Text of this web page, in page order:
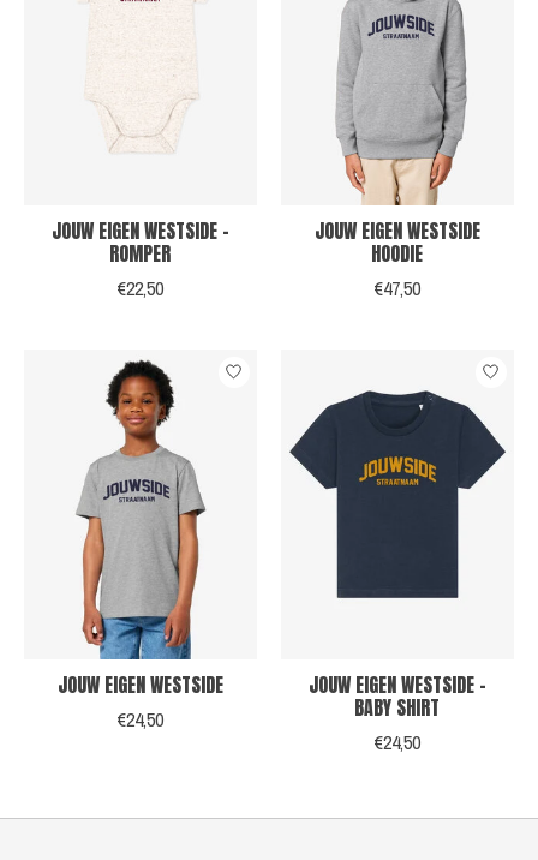
JOUW EIGEN WESTSIDE -
ROMPER
€22,50
JOUW EIGEN WESTSIDE
HOODIE
€47,50
JOUW EIGEN WESTSIDE
€24,50
JOUW EIGEN WESTSIDE -
BABY SHIRT
€24,50